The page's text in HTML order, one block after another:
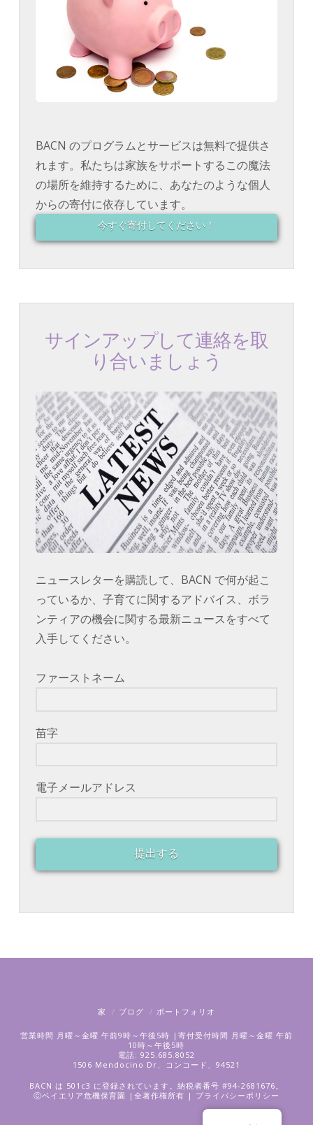
BACN のプログラムとサービスは無料で提供さ
れます。私たちは家族をサポートするこの魔法
の場所を維持するために、あなたのような個人
からの寄付に依存しています。
今すぐ寄付してください！
サインアップして連絡を取
り合いましょう
ニュースレターを購読して、BACN で何が起こ
っているか、子育てに関するアドバイス、ボラ
ンティアの機会に関する最新ニュースをすべて
入手してください。
ファーストネーム
苗字
電子メールアドレス
提出する
家 ブログ ポートフォリオ
営業時間 月曜～金曜 午前9時～午後5時 |寄付受付時間 月曜～金曜 午前
10時～午後5時
電話: 925.685.8052
1506 Mendocino Dr、コンコード、94521
BACN は 501c3 に登録されています。納税者番号 #94-2681676。
ⓒベイエリア危機保育園 |全著作権所有 | プライバシーポリシー